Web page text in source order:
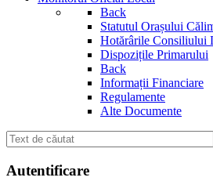
Back
Statutul Orașului
Hotărârile Consiliului
Dispozițile Primarului
Back
Informații Financiare
Regulamente
Alte Documente
Autentificare